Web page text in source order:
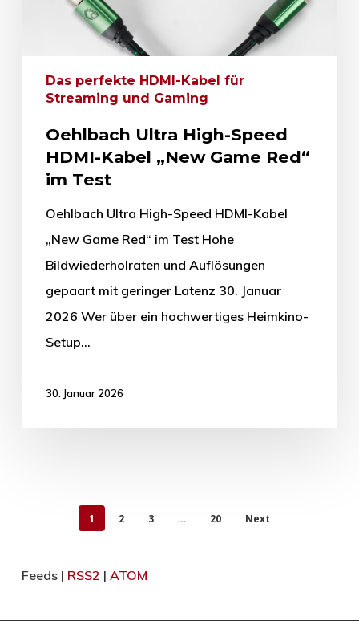
Das perfekte HDMI-Kabel für
Streaming und Gaming
Oehlbach Ultra High-Speed
HDMI-Kabel „New Game Red“
im Test
Oehlbach Ultra High-Speed HDMI-Kabel
„New Game Red“ im Test Hohe
Bildwiederholraten und Auflösungen
gepaart mit geringer Latenz 30. Januar
2026 Wer über ein hochwertiges Heimkino-
Setup…
30. Januar 2026
1 2 3 … 20 Next
Feeds | RSS2 | ATOM